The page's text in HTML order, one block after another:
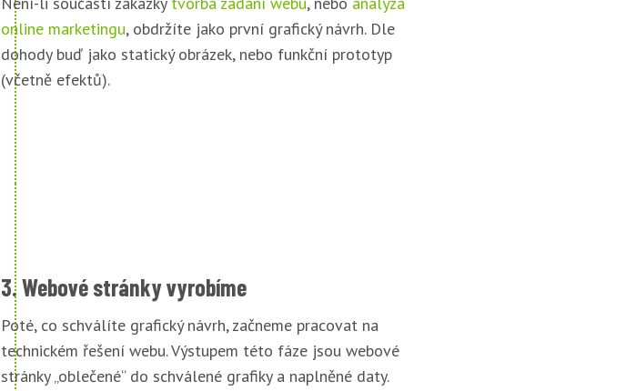
online marketingu, obdržíte jako první grafický návrh. Dle
dohody buď jako statický obrázek, nebo funkční prototyp
(včetně efektů).
3. Webové stránky vyrobíme
Poté, co schválíte grafický návrh, začneme pracovat na
technickém řešení webu. Výstupem této fáze jsou webové
stránky „oblečené“ do schválené grafiky a naplněné daty.